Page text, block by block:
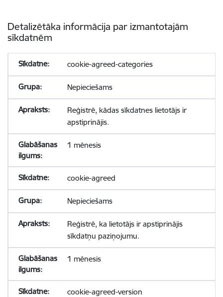
Detalizētāka informācija par izmantotajām
sīkdatnēm
cookie-agreed-categories
Nepieciešams
Reģistrē, kādas sīkdatnes lietotājs ir
apstiprinājis.
1 mēnesis
cookie-agreed
Nepieciešams
Reģistrē, ka lietotājs ir apstiprinājis
sīkdatņu paziņojumu.
1 mēnesis
cookie-agreed-version